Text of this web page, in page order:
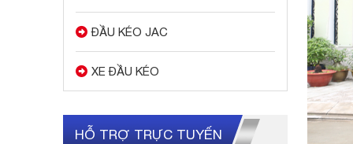
ĐẦU KÉO JAC
XE ĐẦU KÉO
HỖ TRỢ TRỰC TUYẾN